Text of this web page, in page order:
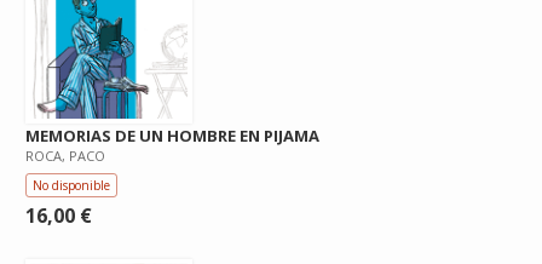
MEMORIAS DE UN HOMBRE EN PIJAMA
ROCA, PACO
No disponible
16,00 €